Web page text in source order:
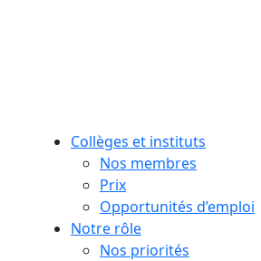
Collèges et instituts
Nos membres
Prix
Opportunités d’emploi
Notre rôle
Nos priorités